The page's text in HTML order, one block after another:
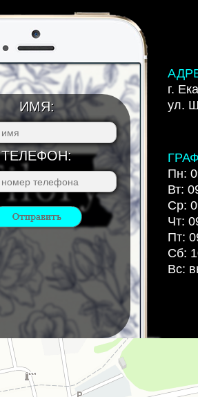
ИМЯ:
ТЕЛЕФОН:
г.
ул.
Пн:
Вт:
Ср:
Чт:
Пт:
Сб:
Вс: